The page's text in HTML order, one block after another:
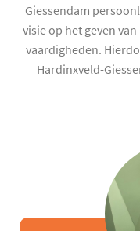
Giessendam
visie op het geven
vaardigheden.
Hardinxveld-